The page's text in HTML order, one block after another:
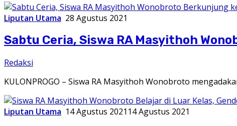
Liputan Utama 28 Agustus 2021
Sabtu Ceria, Siswa RA Masyithoh
Redaksi
KULONPROGO – Siswa RA Masyithoh Wonobroto
Liputan Utama 14 Agustus 2021 14 Agustus 2021